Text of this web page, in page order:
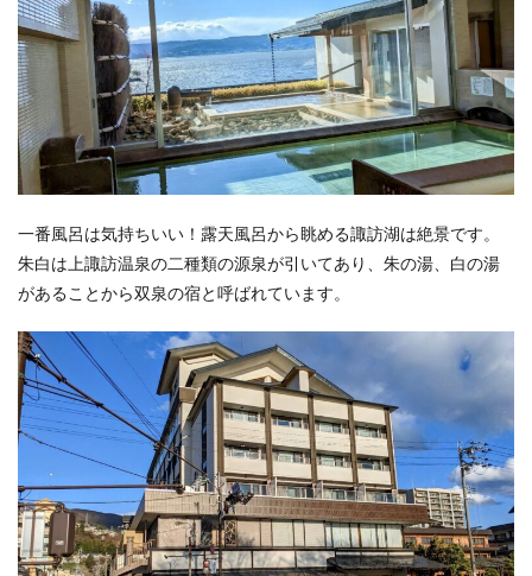
一番風呂は気持ちいい！露天風呂から眺める諏訪湖は絶景です。
朱白は上諏訪温泉の二種類の源泉が引いてあり、朱の湯、白の湯
があることから双泉の宿と呼ばれています。